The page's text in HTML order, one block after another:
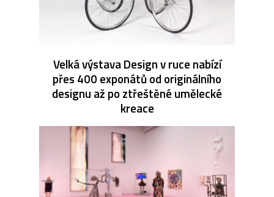
Velká výstava Design v ruce nabízí
přes 400 exponátů od originálního
designu až po ztřeštěné umělecké
kreace